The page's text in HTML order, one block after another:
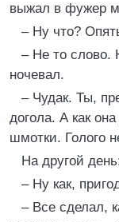
выжал в фужер
– Ну что?
– Не то слово.
ночевал.
– Чудак. Ты,
догола. А как
шмотки. Голого
На другой
– Ну как,
– Все сделал,